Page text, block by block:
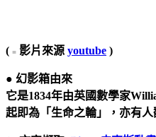
( ■ 影片來源 youtube )
● 幻影箱由來
它是1834年由英國數學家
起即為「生命之輪」，亦有